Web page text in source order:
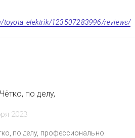
toyota_elektrik/123507283996/reviews/
по делу,
2023
по делу, профессионально.